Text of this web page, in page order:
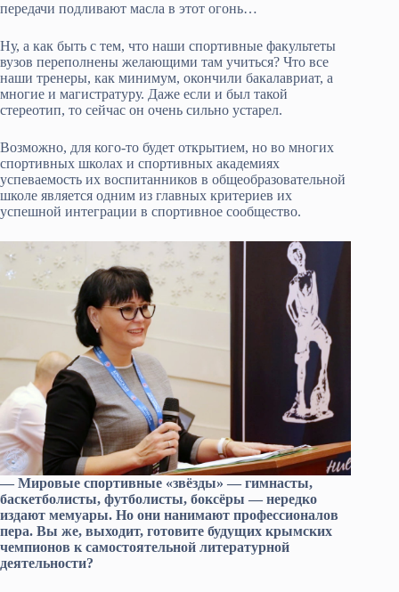
передачи подливают масла в этот огонь…
Ну, а как быть с тем, что наши спортивные факультеты
вузов переполнены желающими там учиться? Что все
наши тренеры, как минимум, окончили бакалавриат, а
многие и магистратуру. Даже если и был такой
стереотип, то сейчас он очень сильно устарел.
Возможно, для кого-то будет открытием, но во многих
спортивных школах и спортивных академиях
успеваемость их воспитанников в общеобразовательной
школе является одним из главных критериев их
успешной интеграции в спортивное сообщество.
— Мировые спортивные «звёзды» — гимнасты,
баскетболисты, футболисты, боксёры — нередко
издают мемуары. Но они нанимают профессионалов
пера. Вы же, выходит, готовите будущих крымских
чемпионов к самостоятельной литературной
деятельности?